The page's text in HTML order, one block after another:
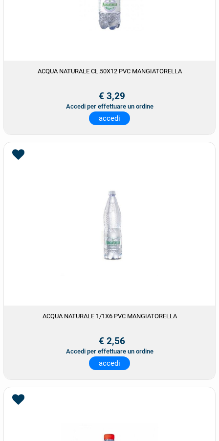
ACQUA NATURALE CL.50X12 PVC MANGIATORELLA
€ 3,29
Accedi per effettuare un ordine
accedi
ACQUA NATURALE 1/1X6 PVC MANGIATORELLA
€ 2,56
Accedi per effettuare un ordine
accedi